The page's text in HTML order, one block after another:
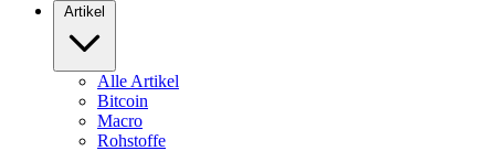
Artikel
Alle Artikel
Bitcoin
Macro
Rohstoffe